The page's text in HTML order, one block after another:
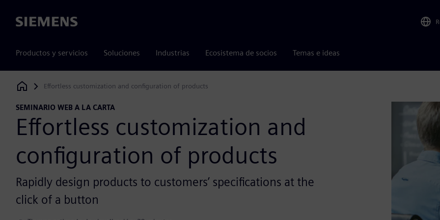
Siemens
Productos y servicios Soluciones Industrias Ecosistema de socios Temas e ideas
Siemens Digital Industries Software
Effortless customization and configuration of products
SEMINARIO WEB A LA CARTA
Effortless customization and
configuration of products
Rapidly design products to customers’ specifications at the
click of a button